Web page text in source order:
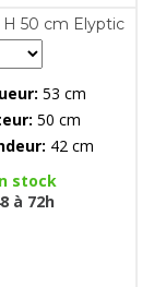
50 cm Elyptic
53 cm
50 cm
42 cm
stock
à 72h